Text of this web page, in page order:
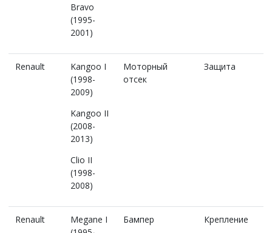
Bravo
(1995-
2001)
Renault
Kangoo I
(1998-
2009)
Kangoo II
(2008-
2013)
Clio II
(1998-
2008)
Моторный
отсек
Защита
Renault
Megane I
Бампер Крепление